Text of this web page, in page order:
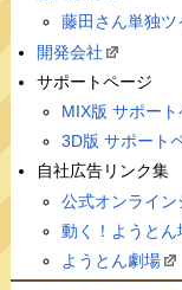
藤田さん単独ツ
開発会社
サポートページ
MIX版 サポート
3D版 サポート
自社広告リンク集
公式オンライン
動く！ようと
ようとん劇場